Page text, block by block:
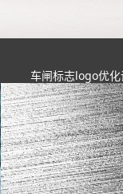
车闸标志logo优